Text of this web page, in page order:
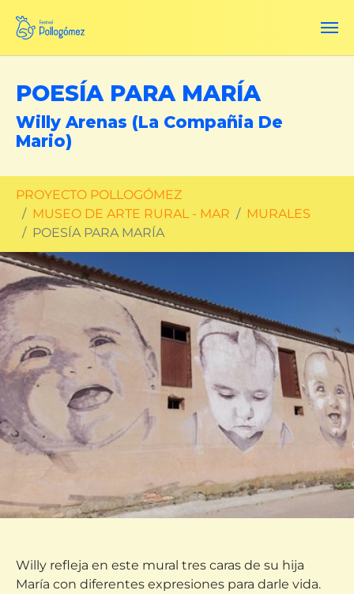
POESÍA PARA MARÍA
Willy Arenas (La Compañia De
Mario)
PROYECTO POLLOGÓMEZ
MUSEO DE ARTE RURAL - MAR
MURALES
POESÍA PARA MARÍA
Willy refleja en este mural tres caras de su hija
María con diferentes expresiones para darle vida.